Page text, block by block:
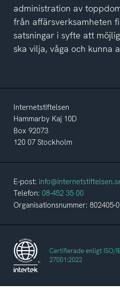
administration av
från affärsverksamheten
satsningar i syfte att
ska vilja, våga och kunna
Internetstiftelsen
Hammarby Kaj 10D
Box 92073
120 07 Stockholm
E-post:
Telefon: 08-452 35 00
Organisationsnummer: 802405-
Certifierade enligt ISO/
27001:2022